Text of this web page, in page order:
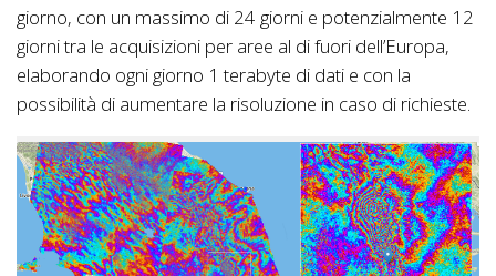
giorno, con un massimo di 24 giorni e potenzialmente 12
giorni tra le acquisizioni per aree al di fuori dell’Europa,
elaborando ogni giorno 1 terabyte di dati e con la
possibilità di aumentare la risoluzione in caso di richieste.